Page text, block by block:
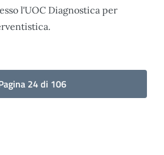
l'UOC Diagnostica per
24 di 106